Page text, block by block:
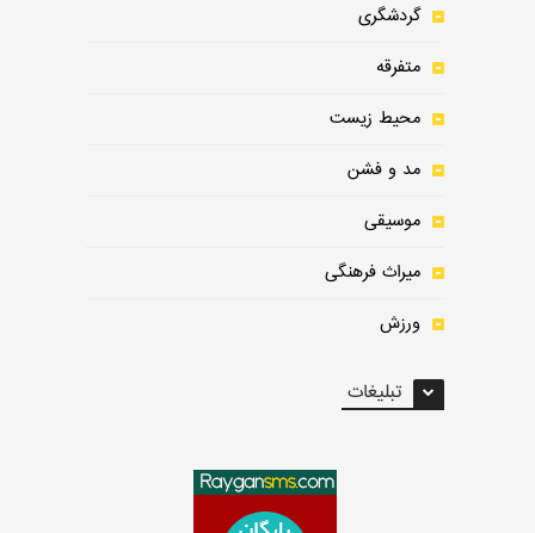
گردشگری
متفرقه
محیط زیست
مد و فشن
موسیقی
میراث فرهنگی
ورزش
تبلیغات